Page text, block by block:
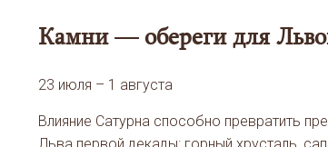
Камни — обереги для
23 июля – 1 августа
Влияние Сатурна способно превратить